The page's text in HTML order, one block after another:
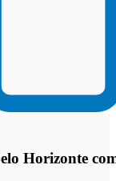
Horizonte